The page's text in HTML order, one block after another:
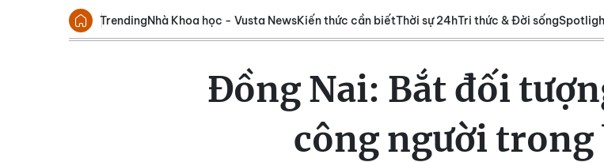
TrendingNhà Khoa học - Vusta NewsKiến thức cần biếtThời sự 24hTri thức & Đời sống
Đồng Nai: Bắt đối
công người trong